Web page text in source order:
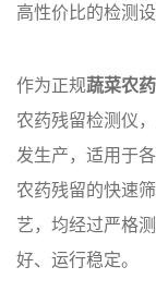
高性价比的检测设
作为正规蔬菜农
农药残留检测仪
发生产，适用于
农药残留的快速
艺，均经过严格
好、运行稳定。